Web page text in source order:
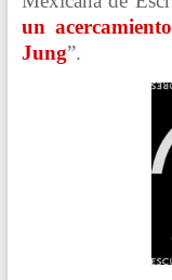
un
Jung”.